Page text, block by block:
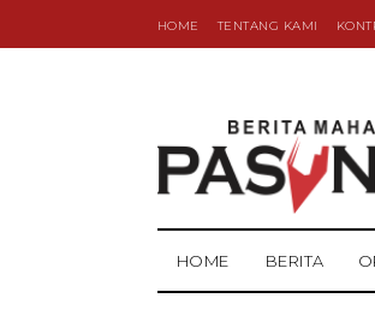
HOME TENTANG KAMI
HOME BERITA